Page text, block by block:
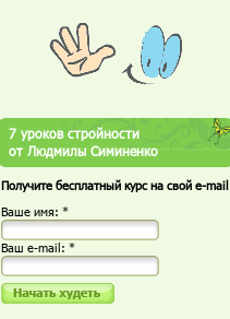
7 уроков стройности
от Людмилы Симиненко
Получите бесплатный курс на свой e-mail
Ваше имя: *
Ваш е-mail: *